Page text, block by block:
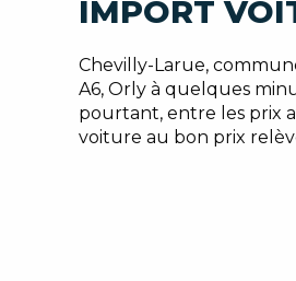
IMPORT
Chevilly-Larue,
A6, Orly à quelques
pourtant, entre les prix
voiture au bon prix